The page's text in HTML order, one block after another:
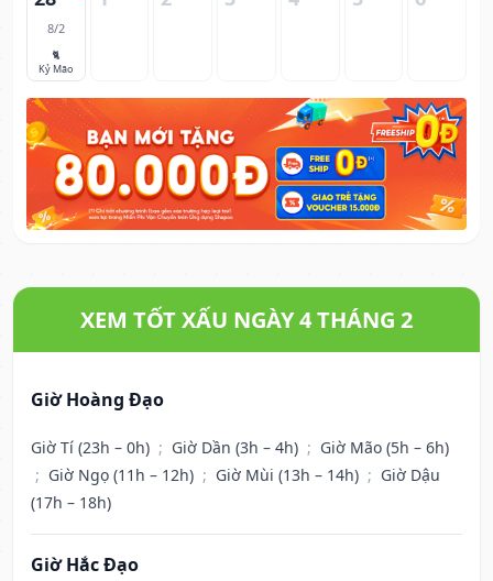
8/2
🐈
Kỷ Mão
XEM TỐT XẤU NGÀY 4 THÁNG 2
Giờ Hoàng Đạo
Giờ Tí (23h – 0h) ; Giờ Dần (3h – 4h) ; Giờ Mão (5h – 6h)
; Giờ Ngọ (11h – 12h) ; Giờ Mùi (13h – 14h) ; Giờ Dậu
(17h – 18h)
Giờ Hắc Đạo